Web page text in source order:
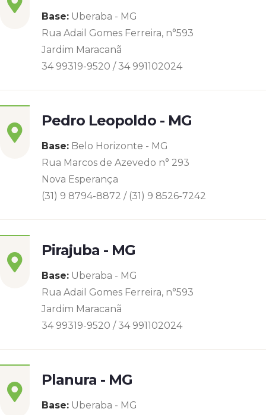
Base: Uberaba - MG
Rua Adail Gomes Ferreira, n°593
Jardim Maracanã
34 99319-9520 / 34 991102024
Pedro Leopoldo - MG
Base: Belo Horizonte - MG
Rua Marcos de Azevedo n° 293
Nova Esperança
(31) 9 8794-8872 / (31) 9 8526-7242
Pirajuba - MG
Base: Uberaba - MG
Rua Adail Gomes Ferreira, n°593
Jardim Maracanã
34 99319-9520 / 34 991102024
Planura - MG
Base: Uberaba - MG